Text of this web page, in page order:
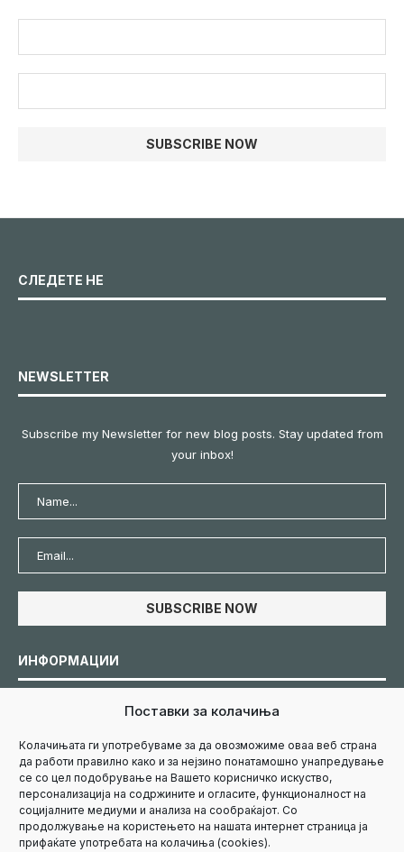
Поставки за колачиња
Колачињата ги употребуваме за да овозможиме оваа веб страна
да работи правилно како и за нејзино понатамошно унапредување
се со цел подобрување на Вашето корисничко искуство,
персонализација на содржините и огласите, функционалност на
социјалните медиуми и анализа на сообраќајот. Со
продолжување на користењето на нашата интернет страница ја
прифаќате употребата на колачиња (cookies).
СЛЕДЕТЕ НЕ
NEWSLETTER
Subscribe my Newsletter for new blog posts. Stay updated from
your inbox!
ИНФОРМАЦИИ
Политика за приватност
Маркетинг